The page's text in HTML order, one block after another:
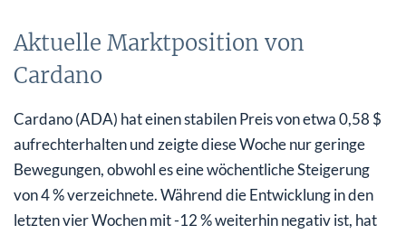
Aktuelle Marktposition von
Cardano
Cardano (ADA) hat einen stabilen Preis von etwa 0,58 $
aufrechterhalten und zeigte diese Woche nur geringe
Bewegungen, obwohl es eine wöchentliche Steigerung
von 4 % verzeichnete. Während die Entwicklung in den
letzten vier Wochen mit -12 % weiterhin negativ ist, hat